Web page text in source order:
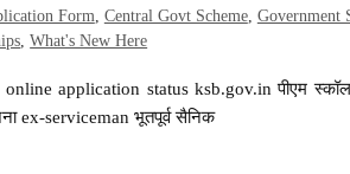
Form, Central Govt Scheme, Government
,What's New Here
application status ksb.gov.in पीएम
ex-serviceman भूतपूर्व सैनिक